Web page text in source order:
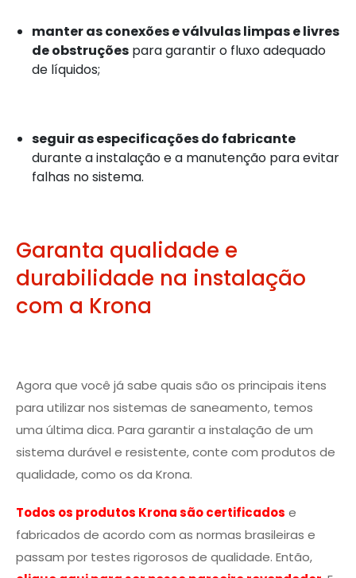
manter as conexões e válvulas limpas e livres
de obstruções para garantir o fluxo adequado
de líquidos;
seguir as especificações do fabricante
durante a instalação e a manutenção para evitar
falhas no sistema.
Garanta qualidade e
durabilidade na instalação
com a Krona
Agora que você já sabe quais são os principais itens
para utilizar nos sistemas de saneamento, temos
uma última dica. Para garantir a instalação de um
sistema durável e resistente, conte com produtos de
qualidade, como os da Krona.
Todos os produtos Krona são certificados e
fabricados de acordo com as normas brasileiras e
passam por testes rigorosos de qualidade. Então,